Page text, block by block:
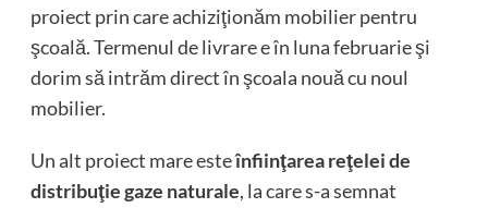
proiect prin care achiziţionăm mobilier pentru
şcoală. Termenul de livrare e în luna februarie şi
dorim să intrăm direct în şcoala nouă cu noul
mobilier.
Un alt proiect mare esteînfiinţarea reţelei de
distribuţie gaze naturale, la care s-a semnat